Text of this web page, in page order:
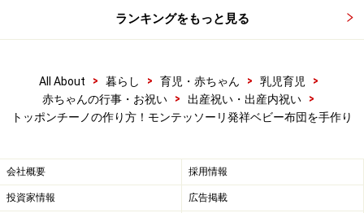
トッポンチーノはお母さんの匂いづけをするため洗うと
匂いが落ちてしまいます。そのため汚れてもなかなか洗
濯できません。それに綿100％の物は洗うと縮みやすい
うならカバーの洗い替えを多めに用意しましょう。
ランキングをもっと見る
All About > 暮らし > 育児・赤ちゃん > 乳児育児
>
赤ちゃんの行事・お祝い
> 出産祝い・出産内祝い
>
トッポンチーノの作り方！モンテッソーリ発祥ベビー布団を手作り
会社概要 採用情報
投資家情報 広告掲載